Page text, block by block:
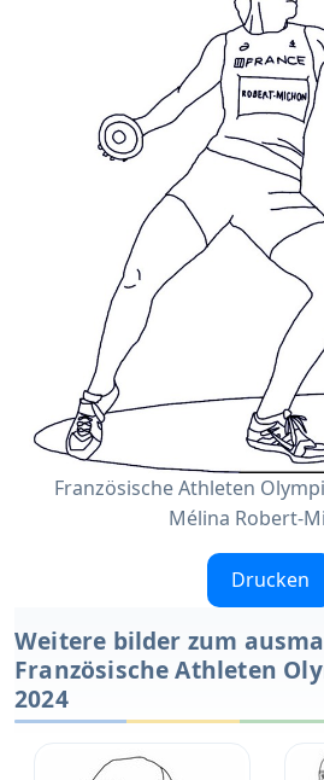
Französische Athleten
Mélina Robert-
Drucken
Weitere bilder zum
Französische Athleten
2024